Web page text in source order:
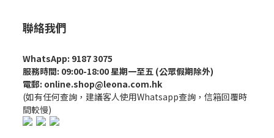
聯絡我們
WhatsApp: 9187 3075
服務時間: 09:00-18:00 星期一至五 (公眾假期除外)
電郵: online.shop@leona.com.hk
(如有任何查詢，建議客人使用Whatsapp查詢，信箱回覆時
間較慢)